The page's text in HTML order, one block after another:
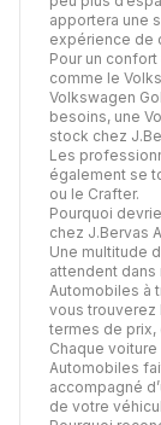
apportera une
expérience de
Pour un
comme le
Volkswagen
besoins, une
stock chez
Les
également se
ou le Crafter.
Pourquoi
chez J.Bervas
Une multitude
attendent
Automobiles à
vous trouverez
termes de prix,
Chaque
Automobiles
accompagné
de votre